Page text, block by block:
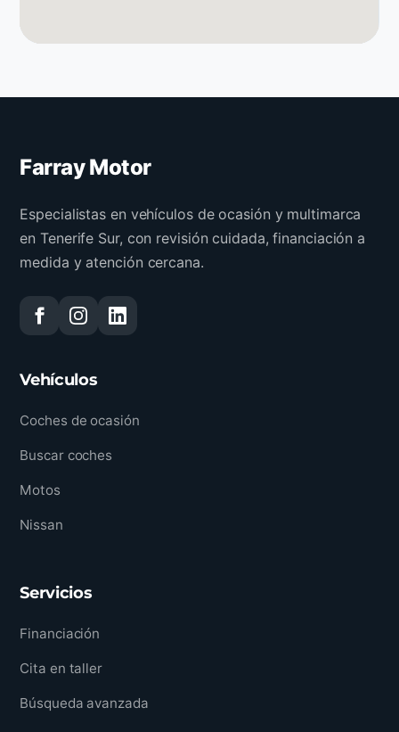
Farray Motor
Especialistas en vehículos de ocasión y multimarca
en Tenerife Sur, con revisión cuidada, financiación a
medida y atención cercana.
Vehículos
Coches de ocasión
Buscar coches
Motos
Nissan
Servicios
Financiación
Cita en taller
Búsqueda avanzada